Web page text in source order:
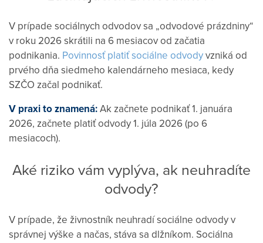
V prípade sociálnych odvodov sa „odvodové prázdniny“
v roku 2026 skrátili na 6 mesiacov od začatia
podnikania. Povinnosť platiť sociálne odvodyvzniká od
prvého dňa siedmeho kalendárneho mesiaca, kedy
SZČO začal podnikať.
V praxi to znamená:Ak začnete podnikať 1. januára
2026, začnete platiť odvody 1. júla 2026 (po 6
mesiacoch).
Aké riziko vám vyplýva, ak neuhradíte
odvody?
V prípade, že živnostník neuhradí sociálne odvody v
správnej výške a načas, stáva sa dlžníkom. Sociálna